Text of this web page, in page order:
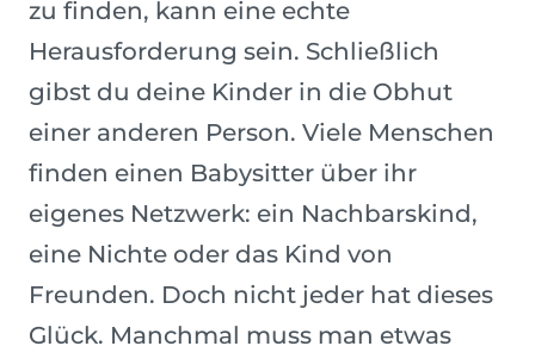
zu finden, kann eine echte
Herausforderung sein. Schließlich
gibst du deine Kinder in die Obhut
einer anderen Person. Viele Menschen
finden einen Babysitter über ihr
eigenes Netzwerk: ein Nachbarskind,
eine Nichte oder das Kind von
Freunden. Doch nicht jeder hat dieses
Glück. Manchmal muss man etwas